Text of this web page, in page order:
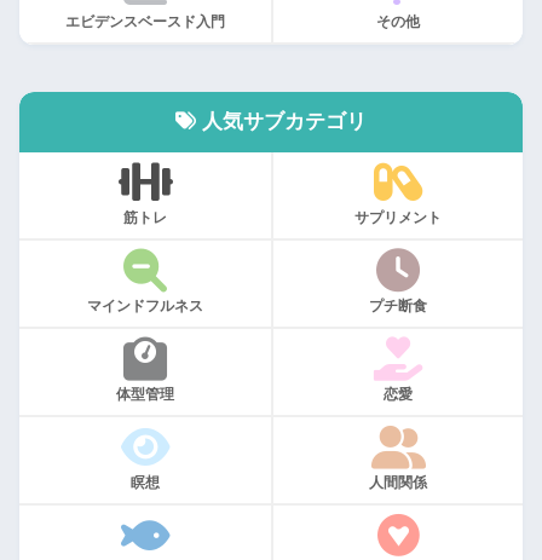
エビデンスベースド入門 その他
人気サブカテゴリ
筋トレ サプリメント
マインドフルネス プチ断食
体型管理 恋愛
瞑想 人間関係